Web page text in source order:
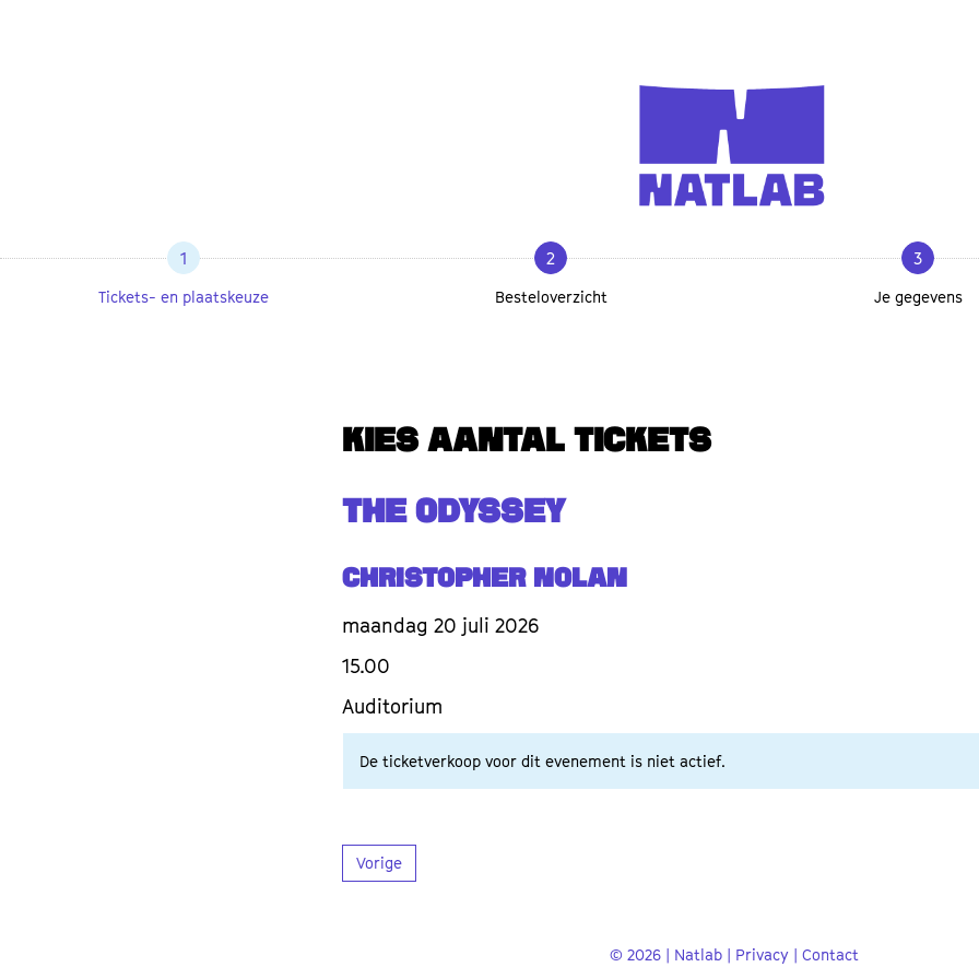
1
Tickets- en plaatskeuze
2
Besteloverzicht
3
Je gegevens
KIES AANTAL TICKETS
THE ODYSSEY
Christopher Nolan
maandag 20 juli 2026
15.00
Auditorium
De ticketverkoop voor dit evenement is niet actief.
Vorige
© 2026 | Natlab | Privacy | Contact